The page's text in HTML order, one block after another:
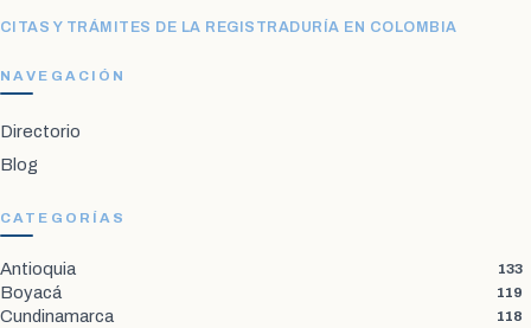
CITAS Y TRÁMITES DE LA REGISTRADURÍA EN COLOMBIA
NAVEGACIÓN
Directorio
Blog
CATEGORÍAS
Antioquia 133
Boyacá 119
Cundinamarca 118